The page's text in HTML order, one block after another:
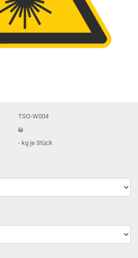
TSO-W004
- kg je Stück